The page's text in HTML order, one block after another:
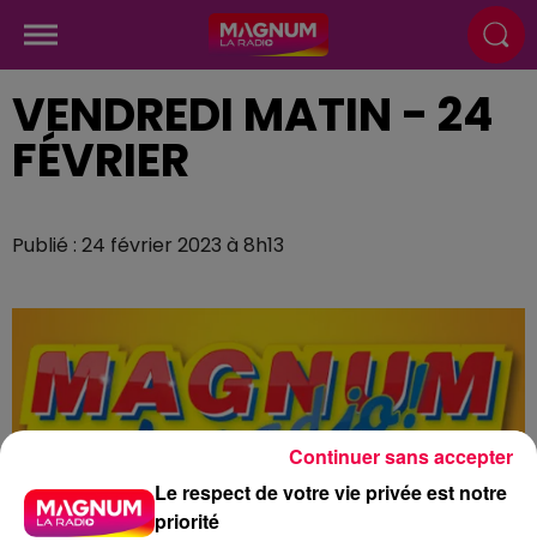
VENDREDI MATIN - 24
FÉVRIER
Publié : 24 février 2023 à 8h13
Le respect de votre vie privée est notre
priorité
Continuer sans accepter